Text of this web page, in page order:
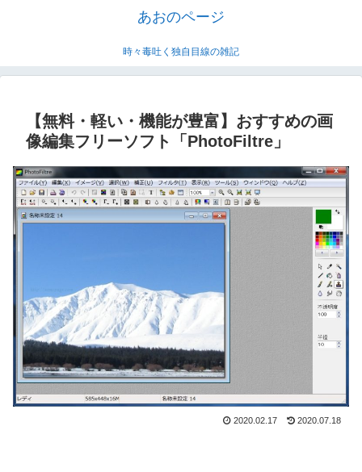
あおのページ
時々毒吐く独自目線の雑記
【無料・軽い・機能が豊富】おすすめの画
像編集フリーソフト「PhotoFiltre」
2020.02.17 2020.07.18